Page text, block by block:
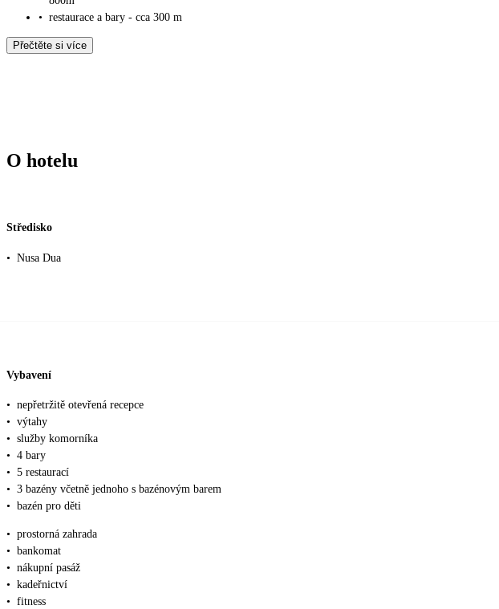
• restaurace a bary - cca 300 m
Přečtěte si více
O hotelu
Středisko
• Nusa Dua
Vybavení
• nepřetržitě otevřená recepce
• výtahy
• služby komorníka
• 4 bary
• 5 restaurací
• 3 bazény včetně jednoho s bazénovým barem
• bazén pro děti
• prostorná zahrada
• bankomat
• nákupní pasáž
• kadeřnictví
• fitness